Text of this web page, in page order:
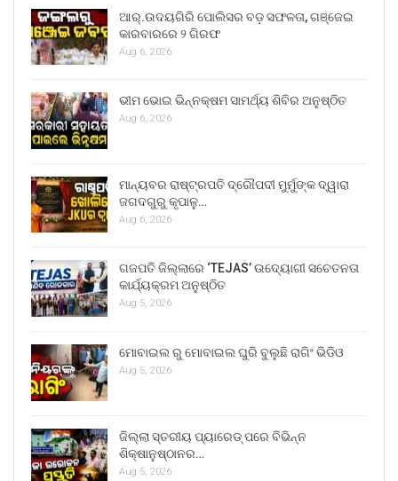
ଆର୍.ଉଦୟଗିରି ପୋଲିସର ବଡ଼ ସଫଳତା, ଗଞ୍ଜେଇ
କାରବାରରେ ୨ ଗିରଫ
Aug 6, 2026
ଭୀମ ଭୋଇ ଭିନ୍ନକ୍ଷମ ସାମର୍ଥ୍ୟ ଶିବିର ଅନୁଷ୍ଠିତ
Aug 6, 2026
ମାନ୍ୟବର ରାଷ୍ଟ୍ରପତି ଦ୍ରୌପଦୀ ମୁର୍ମୁଙ୍କ ଦ୍ୱାରା
ଜଗଦଗୁରୁ କୃପାଳୁ…
Aug 6, 2026
ଗଜପତି ଜିଲ୍ଲାରେ ‘TEJAS’ ଉଦ୍ୟୋଗୀ ସଚେତନତା
କାର୍ଯ୍ୟକ୍ରମ ଅନୁଷ୍ଠିତ
Aug 5, 2026
ମୋବାଇଲ ରୁ ମୋବାଇଲ ଘୁରି ବୁଲୁଛି ରାଗିଂ ଭିଡିଓ
Aug 5, 2026
ଜିଲ୍ଲା ସ୍ତରୀୟ ପ୍ୟାରେଡ୍ ପରେ ବିଭିନ୍ନ
ଶିକ୍ଷାନୁଷ୍ଠାନର…
Aug 5, 2026